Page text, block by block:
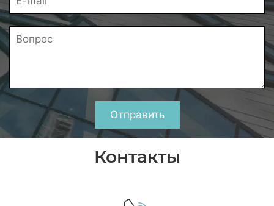
Отправить
Контакты